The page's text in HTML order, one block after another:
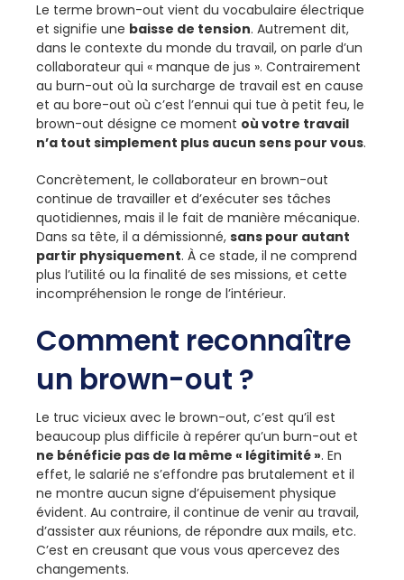
Le terme brown-out vient du vocabulaire électrique
et signifie une baisse de tension. Autrement dit,
dans le contexte du monde du travail, on parle d’un
collaborateur qui « manque de jus ». Contrairement
au burn-out où la surcharge de travail est en cause
et au bore-out où c’est l’ennui qui tue à petit feu, le
brown-out désigne ce moment où votre travail
n’a tout simplement plus aucun sens pour vous.
Concrètement, le collaborateur en brown-out
continue de travailler et d’exécuter ses tâches
quotidiennes, mais il le fait de manière mécanique.
Dans sa tête, il a démissionné, sans pour autant
partir physiquement. À ce stade, il ne comprend
plus l’utilité ou la finalité de ses missions, et cette
incompréhension le ronge de l’intérieur.
Comment reconnaître
un brown-out ?
Le truc vicieux avec le brown-out, c’est qu’il est
beaucoup plus difficile à repérer qu’un burn-out et
ne bénéficie pas de la même « légitimité ». En
effet, le salarié ne s’effondre pas brutalement et il
ne montre aucun signe d’épuisement physique
évident. Au contraire, il continue de venir au travail,
d’assister aux réunions, de répondre aux mails, etc.
C’est en creusant que vous vous apercevez des
changements.